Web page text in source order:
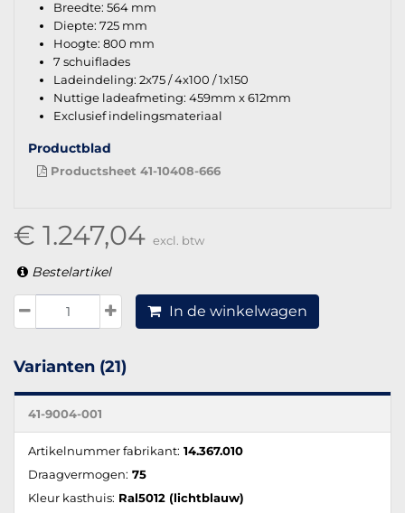
Breedte: 564 mm
Diepte: 725 mm
Hoogte: 800 mm
7 schuiflades
Ladeindeling: 2x75 / 4x100 / 1x150
Nuttige ladeafmeting: 459mm x 612mm
Exclusief indelingsmateriaal
Productblad
Productsheet 41-10408-666
€ 1.247,04 excl. btw
Bestelartikel
In de winkelwagen
Varianten (21)
41-9004-001
Artikelnummer fabrikant: 14.367.010
Draagvermogen: 75
Kleur kasthuis: Ral5012 (lichtblauw)